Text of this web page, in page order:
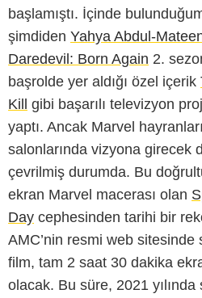
başlamıştı. İçinde
şimdiden Yahya Abdul-
Daredevil: Born Again 2.
başrolde yer aldığı özel içerik
Kill gibi başarılı televizyon
yaptı. Ancak Marvel
salonlarında vizyona girecek
çevrilmiş durumda. Bu
ekran Marvel macerası olan
Day cephesinden tarihi bir
AMC’nin resmi web sitesinde
film, tam 2 saat 30 dakika
olacak. Bu süre, 2021 yılında